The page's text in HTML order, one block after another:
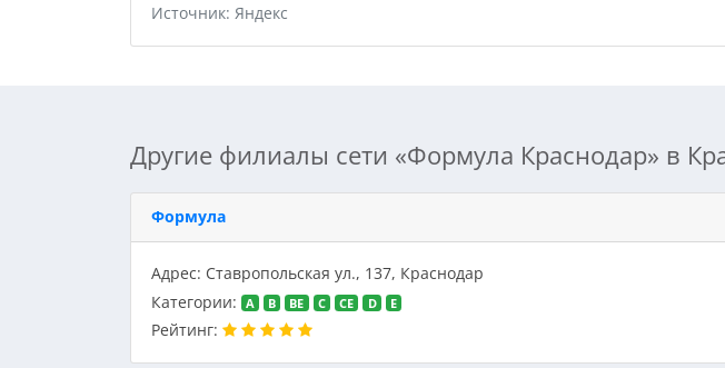
Источник: Яндекс
Другие филиалы сети «Формула Краснодар» в
Формула
Адрес: Ставропольская ул., 137, Краснодар
Категории:
A B BE C CE D E
Рейтинг: